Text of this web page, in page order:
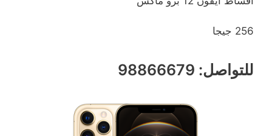
256 جيجا
للتواصل: 98866679